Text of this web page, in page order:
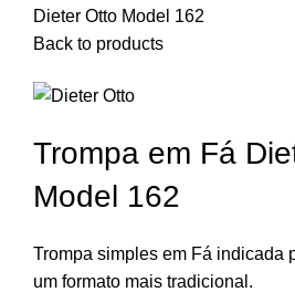
Dieter Otto Model 162
Back to products
Trompa em Fá
Model 162
Trompa simples em Fá indicada
um formato mais tradicional.